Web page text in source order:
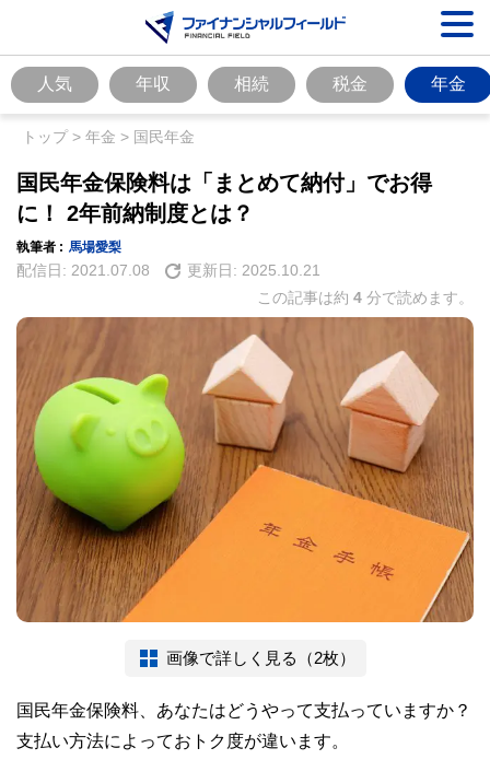
人気 年収 相続 税金 年金
トップ> 年金 > 国民年金
国民年金保険料は「まとめて納付」でお得
に！ 2年前納制度とは？
執筆者 : 馬場愛梨
配信日: 2021.07.08 更新日: 2025.10.21
この記事は約 4 分で読めます。
画像で詳しく見る（2枚）
国民年金保険料、あなたはどうやって支払っていますか？
支払い方法によっておトク度が違います。